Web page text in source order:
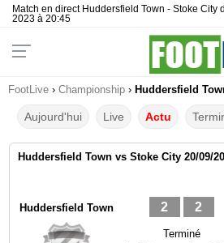
Match en direct Huddersfield Town - Stoke City
2023 à 20:45
FootLive › Championship › Huddersfield
Aujourd'hui Live Actu
Huddersfield Town vs Stoke City 20/09/
Huddersfield Town 2 2
Terminé